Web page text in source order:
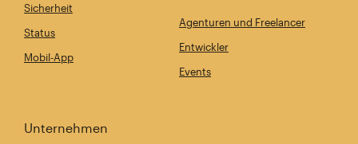
Sicherheit
Status
Mobil-App
Agenturen und Freelancer
Entwickler
Events
Unternehmen